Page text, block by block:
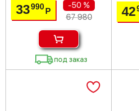
33990Р
-50 %
67 980
под заказ
42